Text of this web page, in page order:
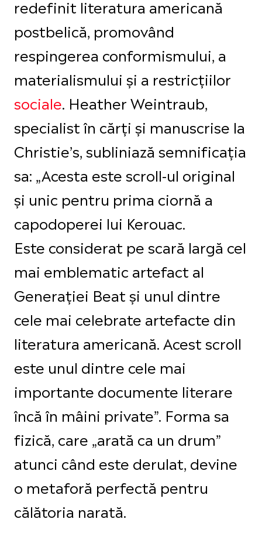
redefinit literatura americană
postbelică, promovând
respingerea conformismului, a
materialismului și a restricțiilor
sociale. Heather Weintraub,
specialist în cărți și manuscrise la
Christie’s, subliniază semnificația
sa: „Acesta este scroll-ul original
și unic pentru prima ciornă a
capodoperei lui Kerouac.
Este considerat pe scară largă cel
mai emblematic artefact al
Generației Beat și unul dintre
cele mai celebrate artefacte din
literatura americană. Acest scroll
este unul dintre cele mai
importante documente literare
încă în mâini private”. Forma sa
fizică, care „arată ca un drum”
atunci când este derulat, devine
o metaforă perfectă pentru
călătoria narată.